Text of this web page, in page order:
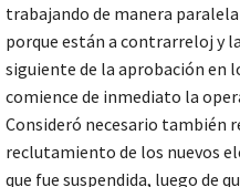
trabajando de manera
porque están a contrarreloj y
siguiente de la aprobación en
comience de inmediato la
Consideró necesario también
reclutamiento de los nuevos
que fue suspendida, luego de